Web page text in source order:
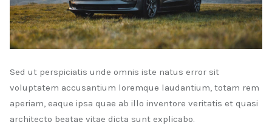
Sed ut perspiciatis unde omnis iste natus error sit
voluptatem accusantium loremque laudantium, totam rem
aperiam, eaque ipsa quae ab illo inventore veritatis et quasi
architecto beatae vitae dicta sunt explicabo.